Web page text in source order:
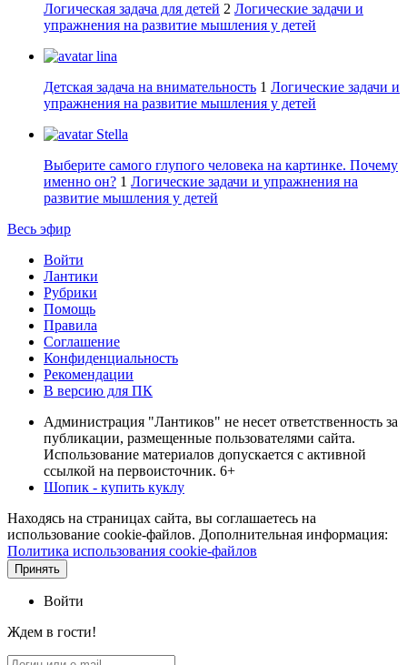
Логическая задача для детей 2 Логические задачи и
упражнения на развитие мышления у детей
lina
Детская задача на внимательность 1 Логические задачи и
упражнения на развитие мышления у детей
Stella
Выберите самого глупого человека на картинке. Почему
именно он? 1 Логические задачи и упражнения на
развитие мышления у детей
Весь эфир
Войти
Лантики
Рубрики
Помощь
Правила
Соглашение
Конфиденциальность
Рекомендации
В версию для ПК
Администрация "Лантиков" не несет ответственность за
публикации, размещенные пользователями сайта.
Использование материалов допускается с активной
ссылкой на первоисточник. 6+
Шопик - купить куклу
Находясь на страницах сайта, вы соглашаетесь на
использование cookie-файлов. Дополнительная информация:
Политика использования cookie-файлов
Принять
Войти
Ждем в гости!